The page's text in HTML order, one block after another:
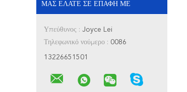
ΜΑΣ ΕΛΆΤΕ ΣΕ ΕΠΑΦΉ ΜΕ
Υπεύθυνος : Joyce Lei
Τηλεφωνικό νούμερο : 0086
13226651501